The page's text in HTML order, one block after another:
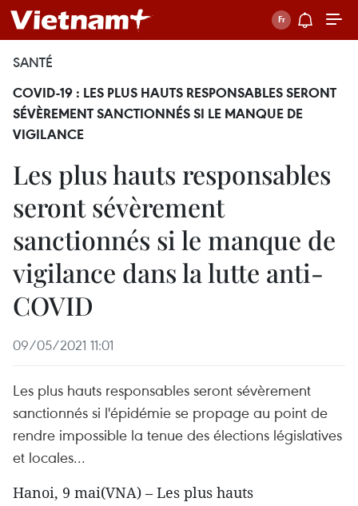
SANTÉ
COVID-19 : LES PLUS HAUTS RESPONSABLES SERONT
SÉVÈREMENT SANCTIONNÉS SI LE MANQUE DE
VIGILANCE
Les plus hauts responsables
seront sévèrement
sanctionnés si le manque de
vigilance dans la lutte anti-
COVID
09/05/2021 11:01
Les plus hauts responsables seront sévèrement
sanctionnés si l'épidémie se propage au point de
rendre impossible la tenue des élections législatives
et locales...
Hanoi, 9 mai(VNA) – Les plus hauts